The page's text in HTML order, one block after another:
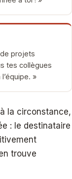
projets
tes collègues
»
la circonstance,
: le destinataire
trouve